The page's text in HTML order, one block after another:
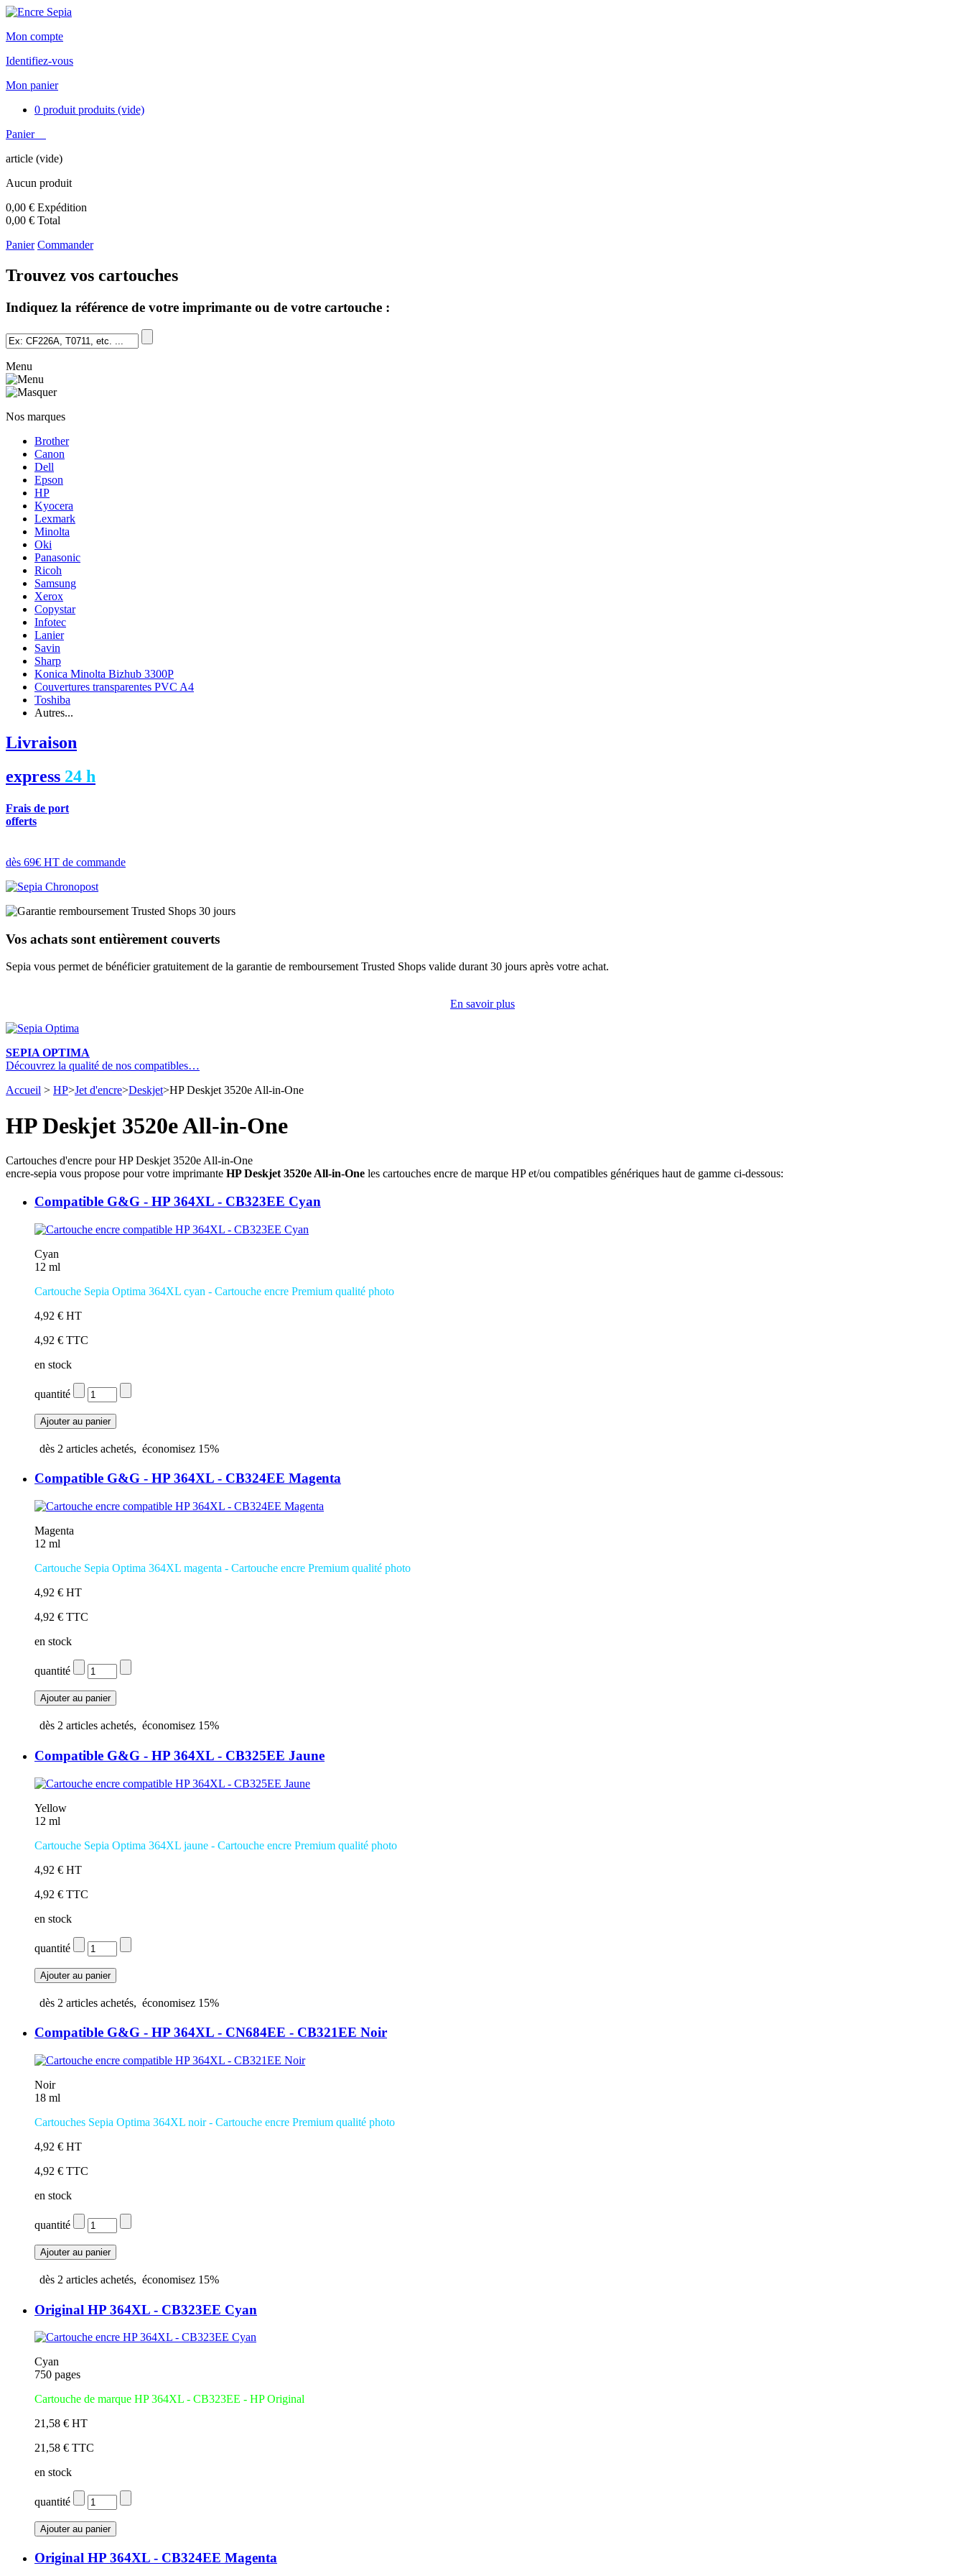
Mon compte
Identifiez-vous
Mon panier
0 produit produits (vide)
Panier
article (vide)
Aucun produit
0,00 € Expédition
0,00 € Total
Panier Commander
Trouvez vos cartouches
Indiquez la référence de votre imprimante ou de votre cartouche :
Menu
Nos marques
Brother
Canon
Dell
Epson
HP
Kyocera
Lexmark
Minolta
Oki
Panasonic
Ricoh
Samsung
Xerox
Copystar
Infotec
Lanier
Savin
Sharp
Konica Minolta Bizhub 3300P
Couvertures transparentes PVC A4
Toshiba
Autres...
Livraison
express 24 h
Frais de port
offerts
dès 69€ HT de commande
Vos achats sont entièrement couverts
Sepia vous permet de bénéficier gratuitement de la garantie de remboursement Trusted Shops valide durant 30 jours après votre achat.
En savoir plus
SEPIA OPTIMA
Découvrez la qualité de nos compatibles…
Accueil > HP>Jet d'encre>Deskjet>HP Deskjet 3520e All-in-One
HP Deskjet 3520e All-in-One
Cartouches d'encre pour HP Deskjet 3520e All-in-One
encre-sepia vous propose pour votre imprimante HP Deskjet 3520e All-in-One les cartouches encre de marque HP et/ou compatibles génériques haut de gamme ci-dessous:
Compatible G&G - HP 364XL - CB323EE Cyan
Cyan
12 ml
Cartouche Sepia Optima 364XL cyan - Cartouche encre Premium qualité photo
4,92 € HT
4,92 € TTC
en stock
quantité
dès 2 articles achetés, économisez 15%
Compatible G&G - HP 364XL - CB324EE Magenta
Magenta
12 ml
Cartouche Sepia Optima 364XL magenta - Cartouche encre Premium qualité photo
4,92 € HT
4,92 € TTC
en stock
quantité
dès 2 articles achetés, économisez 15%
Compatible G&G - HP 364XL - CB325EE Jaune
Yellow
12 ml
Cartouche Sepia Optima 364XL jaune - Cartouche encre Premium qualité photo
4,92 € HT
4,92 € TTC
en stock
quantité
dès 2 articles achetés, économisez 15%
Compatible G&G - HP 364XL - CN684EE - CB321EE Noir
Noir
18 ml
Cartouches Sepia Optima 364XL noir- Cartouche encre Premium qualité photo
4,92 € HT
4,92 € TTC
en stock
quantité
dès 2 articles achetés, économisez 15%
Original HP 364XL - CB323EE Cyan
Cyan
750 pages
Cartouche de marque HP 364XL - CB323EE - HP Original
21,58 € HT
21,58 € TTC
en stock
quantité
Original HP 364XL - CB324EE Magenta